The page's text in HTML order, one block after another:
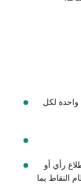
واحدة لكل
رأي أو
بما